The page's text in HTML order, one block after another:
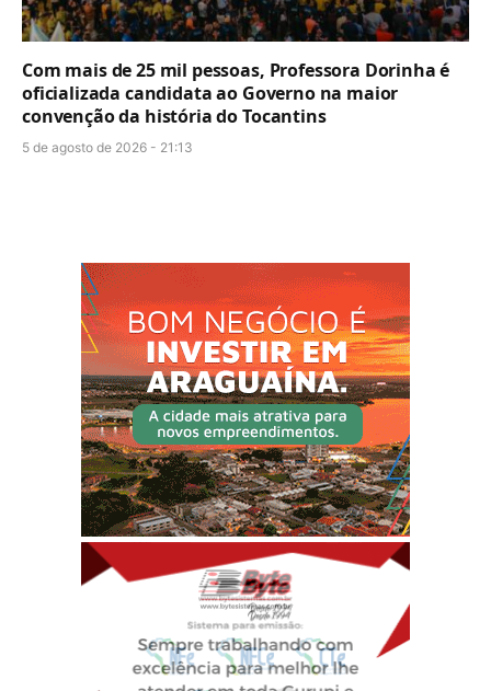
Com mais de 25 mil pessoas, Professora Dorinha é
oficializada candidata ao Governo na maior
convenção da história do Tocantins
5 de agosto de 2026 - 21:13